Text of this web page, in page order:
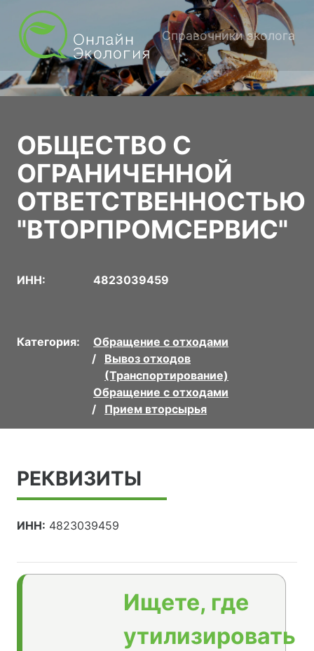
Справочники эколога
ОБЩЕСТВО С
ОГРАНИЧЕННОЙ
ОТВЕТСТВЕННОСТЬЮ
"ВТОРПРОМСЕРВИС"
ИНН: 4823039459
Категория:
Обращение с отходами
Вывоз отходов
(Транспортирование)
Обращение с отходами
Прием вторсырья
РЕКВИЗИТЫ
ИНН: 4823039459
Ищете, где
утилизировать